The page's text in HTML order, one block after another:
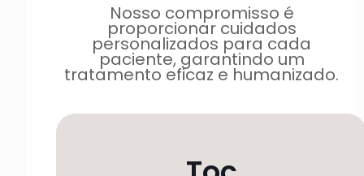
Nosso compromisso é
proporcionar cuidados
personalizados para cada
paciente, garantindo um
tratamento eficaz e humanizado.